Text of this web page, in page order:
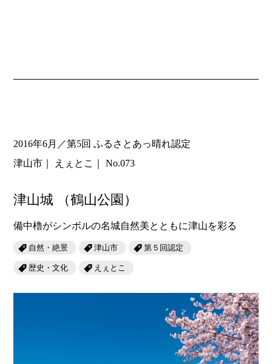
2016年6月／第5回 ふるさとあっ晴れ認定
津山市
えぇとこ No.073
津山城 （鶴山公園）
備中櫓がシンボルの名城自然美とともに津山を彩る
自然・絶景 津山市 第５回認定
歴史・文化 えぇとこ